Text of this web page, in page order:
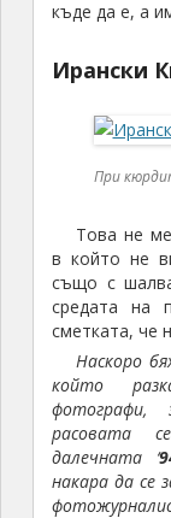
къде да е, а
Ирански
При
Това не
в който не
също с
средата на
сметката, че
Наскоро
който
фотографи,
расовата
далечната ‘
накара да се